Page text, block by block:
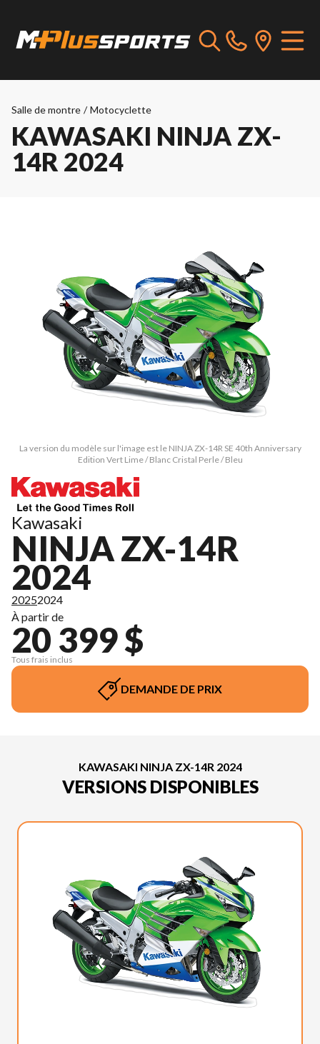
Salle de montre / Motocyclette
KAWASAKI NINJA ZX-
14R 2024
La version du modèle sur l'image est le NINJA ZX-14R SE 40th Anniversary
Edition Vert Lime / Blanc Cristal Perle / Bleu
Kawasaki
NINJA ZX-14R
2024
20252024
À partir de
20 399 $
Tous frais inclus
DEMANDE DE PRIX
KAWASAKI NINJA ZX-14R 2024
VERSIONS DISPONIBLES